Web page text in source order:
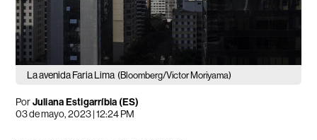
La avenida Faria Lima (Bloomberg/Victor Moriyama)
PorJuliana Estigarríbia (ES)
03 de mayo, 2023 | 12:24 PM